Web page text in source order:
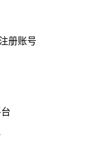
册账号